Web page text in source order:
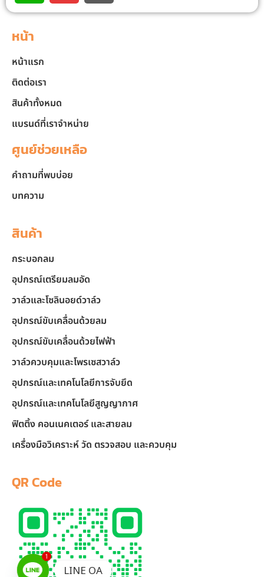
หน้า
หน้าแรก
ติดต่อเรา
สินค้าทั้งหมด
แบรนด์ที่เราจำหน่าย
ศูนย์ช่วยเหลือ
คำถามที่พบบ่อย
บทความ
สินค้า
กระบอกลม
อุปกรณ์เตรียมลมอัด
วาล์วและโซลินอยด์วาล์ว
อุปกรณ์ขับเคลื่อนด้วยลม
อุปกรณ์ขับเคลื่อนด้วยไฟฟ้า
วาล์วควบคุมและโพรเซสวาล์ว
อุปกรณ์และเทคโนโลยีการจับยึด
อุปกรณ์และเทคโนโลยีสูญญากาศ
ฟิตติ้ง คอนเนคเตอร์ และสายลม
เครื่องมือวิเคราะห์ วัด ตรวจสอบ และควบคุม
QR Code
1
LINE OA